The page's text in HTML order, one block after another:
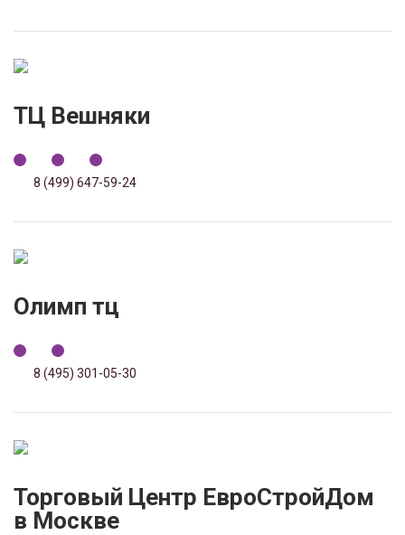
ТЦ Вешняки
8 (499) 647-59-24
Олимп тц
8 (495) 301-05-30
Торговый Центр ЕвроСтройДом
в Москве